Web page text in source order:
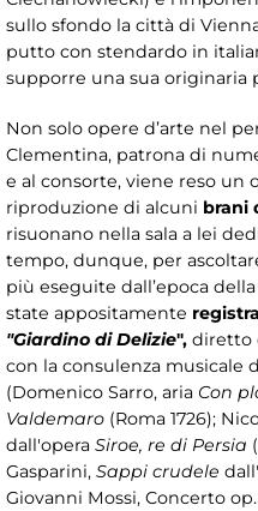
sullo sfondo la città di
putto con stendardo in
supporre una sua originaria
Non solo opere d’arte nel
Clementina, patrona di
e al consorte, viene reso un
riproduzione di alcuni brani
risuonano nella sala a lei
tempo, dunque, per
più eseguite dall’epoca
state appositamente
"Giardino di Delizie", diretto
con la consulenza musicale
(Domenico Sarro, aria Con
Valdemaro (Roma 1726);
dall'opera Siroe, re di Persia
Gasparini, Sappi crudele
Giovanni Mossi, Concerto op.